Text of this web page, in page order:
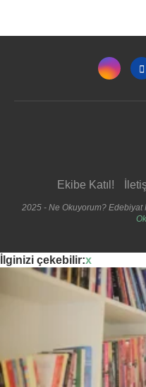
Ekibe Katıl!
2025 - Ne Okuyorum? Edebiyat
İlginizi çekebilir:x